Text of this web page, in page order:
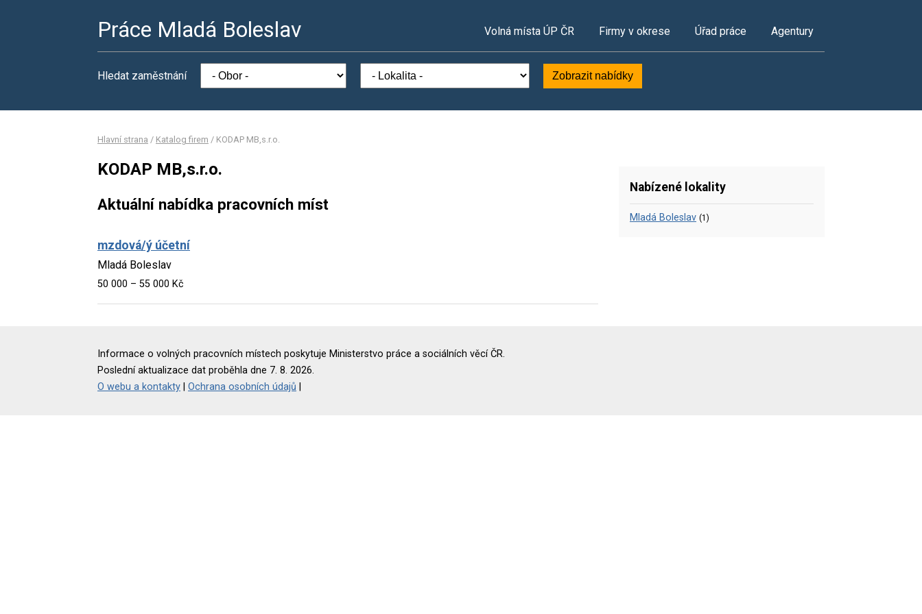
Práce Mladá Boleslav Volná místa ÚP ČR Firmy v okrese Úřad práce Agentury
Hledat zaměstnání Zobrazit nabídky
Hlavní strana / Katalog firem / KODAP MB,s.r.o.
KODAP MB,s.r.o.
Aktuální nabídka pracovních míst
mzdová/ý účetní
Mladá Boleslav
50 000 – 55 000 Kč
Nabízené lokality
Mladá Boleslav (1)
Informace o volných pracovních místech poskytuje Ministerstvo práce a sociálních věcí ČR.
Poslední aktualizace dat proběhla dne 7. 8. 2026.
O webu a kontakty
Ochrana osobních údajů